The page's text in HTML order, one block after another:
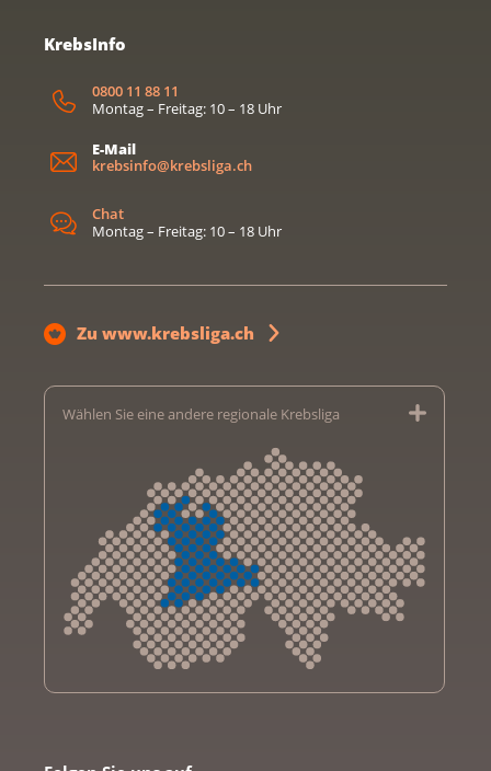
KrebsInfo
0800 11 88 11
Montag – Freitag: 10 – 18 Uhr
E-Mail
krebsinfo@krebsliga.ch
Chat
Montag – Freitag: 10 – 18 Uhr
Zu www.krebsliga.ch
Wählen Sie eine andere regionale Krebsliga